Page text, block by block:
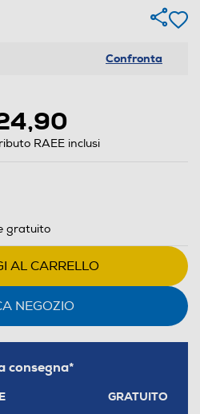
Confronta
RAEE inclusi
gratuito
AL CARRELLO
NEGOZIO
consegna*
GRATUITO